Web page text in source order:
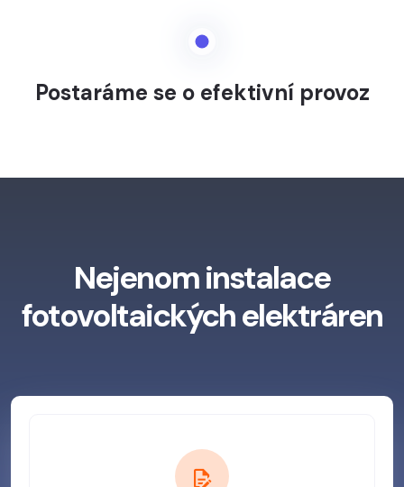
Postaráme se o efektivní provoz
Nejenom instalace
fotovoltaických elektráren